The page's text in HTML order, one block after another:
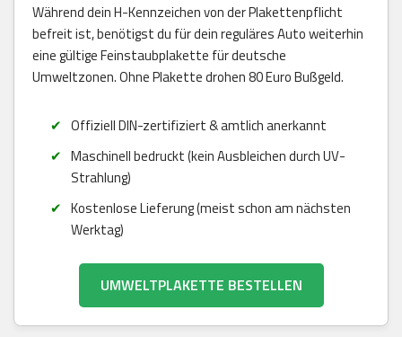
Während dein H-Kennzeichen von der Plakettenpflicht
befreit ist, benötigst du für dein reguläres Auto weiterhin
eine gültige Feinstaubplakette für deutsche
Umweltzonen. Ohne Plakette drohen 80 Euro Bußgeld.
Offiziell DIN-zertifiziert & amtlich anerkannt
Maschinell bedruckt (kein Ausbleichen durch UV-
Strahlung)
Kostenlose Lieferung (meist schon am nächsten
Werktag)
UMWELTPLAKETTE BESTELLEN